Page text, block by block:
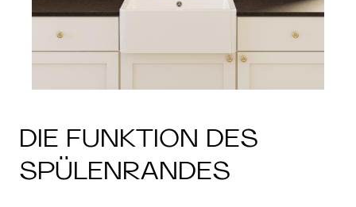
DIE FUNKTION DES
SPÜLENRANDES